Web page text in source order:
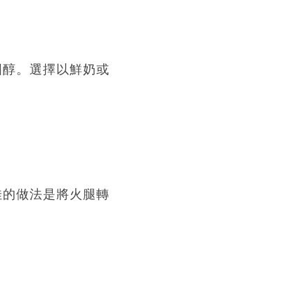
。選擇以鮮奶或
做法是將火腿轉